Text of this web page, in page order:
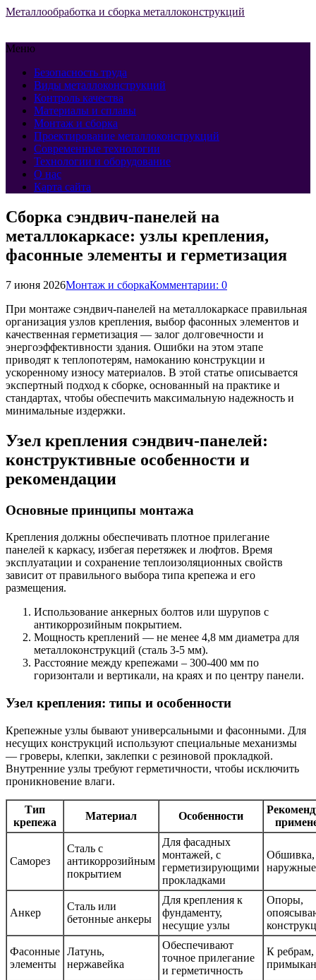
Металлообработка и сборка металлоконструкций
Меню
Безопасность труда
Виды металлоконструкций
Контроль качества
Материалы и сплавы
Монтаж и сборка
Проектирование металлоконструкций
Современные технологии
Технологии и оборудование
О нас
Карта сайта
Сборка сэндвич-панелей на
металлокаркасе: узлы крепления,
фасонные элементы и герметизация
7 июня 2026Монтаж и сборкаКомментарии: 0
При монтаже сэндвич-панелей на металлокаркасе правильная
организация узлов крепления, выбор фасонных элементов и
качественная герметизация — залог долговечности и
энергоэффективности здания. Ошибки на этом этапе
приводят к теплопотерям, намоканию конструкции и
ускоренному износу материалов. В этой статье описывается
экспертный подход к сборке, основанный на практике и
стандартах, чтобы обеспечить максимальную надежность и
минимальные издержки.
Узел крепления сэндвич-панелей:
конструктивные особенности и
рекомендации
Основные принципы монтажа
Крепления должны обеспечивать плотное прилегание
панелей к каркасу, избегая перетяжек и люфтов. Время
эксплуатации и сохранение теплоизоляционных свойств
зависит от правильного выбора типа крепежа и его
размещения.
Использование анкерных болтов или шурупов с
антикоррозийным покрытием.
Мощность креплений — не менее 4,8 мм диаметра для
металлоконструкций (сталь 3-5 мм).
Расстояние между крепежами – 300-400 мм по
горизонтали и вертикали, на краях и по центру панели.
Узел крепления: типы и особенности
Крепежные узлы бывают универсальными и фасонными. Для
несущих конструкций используют специальные механизмы
— гроверы, клепки, заклепки с резиновой прокладкой.
Внутренние узлы требуют герметичности, чтобы исключить
проникновение влаги.
Тип
крепежа
Материал Особенности
Саморез
Сталь с
антикоррозийным
покрытием
Для фасадных
монтажей, с
герметизирующими
прокладками
Обшивка,
Анкер
Сталь или
бетонные анкеры
Для крепления к
фундаменту,
несущие узлы
Опоры,
Фасонные
элементы
Латунь,
нержавейка
Обеспечивают
точное прилегание
и герметичность
К ребрам,